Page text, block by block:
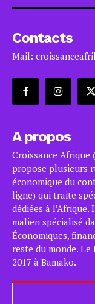
Contacts
Mail:
A propos
Croissance
propose plusieurs
économique du
ligne) qui traite
dédiées à
malien spécialisé
Économiques,
reste du monde. Le
2017 à Bamako.